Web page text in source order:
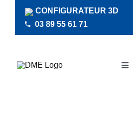
contenu
CONFIGURATEUR 3D
03 89 55 61 71